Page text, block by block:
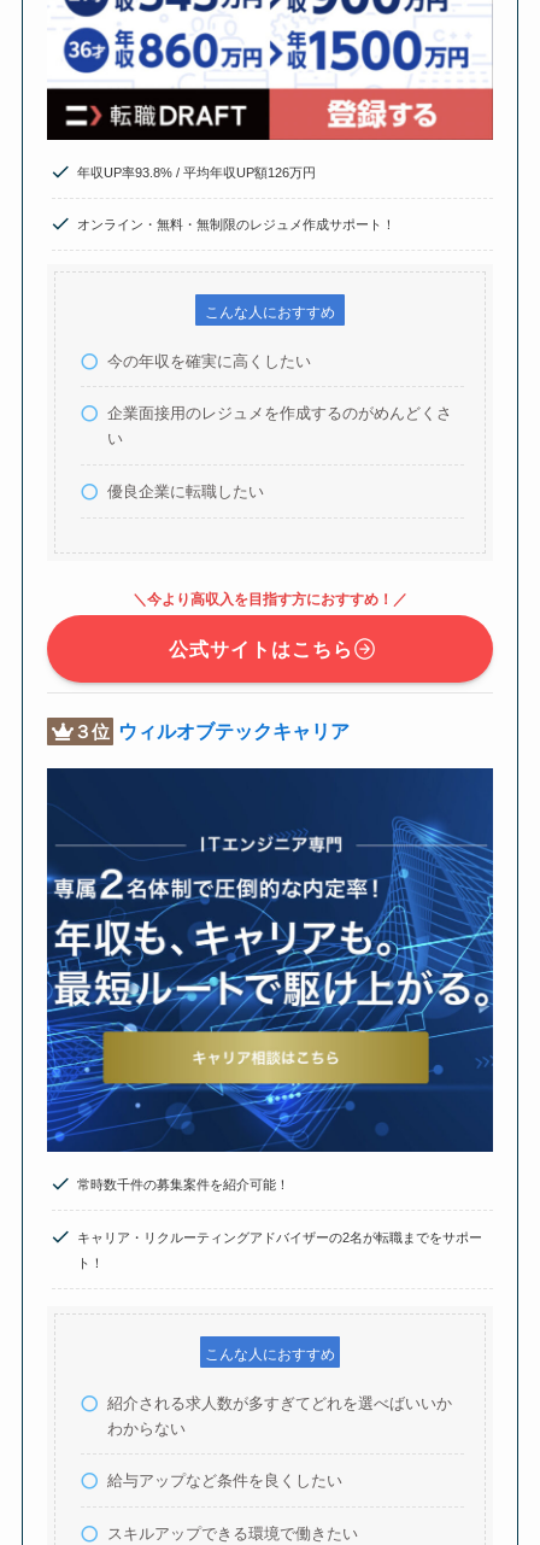
年収UP率93.8% / 平均年収UP額126万円
オンライン・無料・無制限のレジュメ作成サポート！
こんな人におすすめ
今の年収を確実に高くしたい
企業面接用のレジュメを作成するのがめんどくさ
い
優良企業に転職したい
＼今より高収入を目指す方におすすめ！／
公式サイトはこちら
３位 ウィルオブテックキャリア
常時数千件の募集案件を紹介可能！
キャリア・リクルーティングアドバイザーの2名が転職までをサポー
ト！
こんな人におすすめ
紹介される求人数が多すぎてどれを選べばいいか
わからない
給与アップなど条件を良くしたい
スキルアップできる環境で働きたい